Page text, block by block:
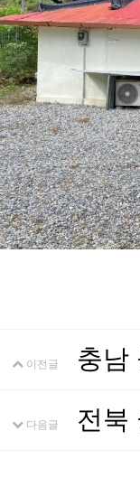
이전글 충남
다음글 전북